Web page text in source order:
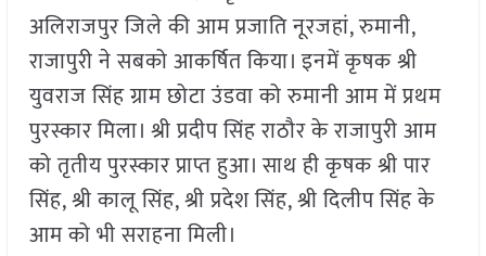
अलिराजपुर जिले की आम प्रजाति नूरजहां, रुमानी,
राजापुरी ने सबको आकर्षित किया। इनमें कृषक श्री
युवराज सिंह ग्राम छोटा उंडवा को रुमानी आम में प्रथम
पुरस्कार मिला। श्री प्रदीप सिंह राठौर के राजापुरी आम
को तृतीय पुरस्कार प्राप्त हुआ। साथ ही कृषक श्री पार
सिंह, श्री कालू सिंह, श्री प्रदेश सिंह, श्री दिलीप सिंह के
आम को भी सराहना मिली।